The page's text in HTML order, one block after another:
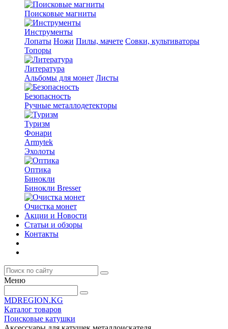
Поисковые магниты
Инструменты
Лопаты Ножи Пилы, мачете Совки, культиваторы
Топоры
Литература
Альбомы для монет Листы
Безопасность
Ручные металлодетекторы
Туризм
Фонари
Armytek
Эхолоты
Оптика
Бинокли
Бинокли Bresser
Очистка монет
Акции и Новости
Статьи и обзоры
Контакты
Меню
MDREGION.KG
Каталог товаров
Поисковые катушки